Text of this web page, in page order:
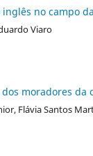
no campo
Viaro
moradores da
Flávia Santos